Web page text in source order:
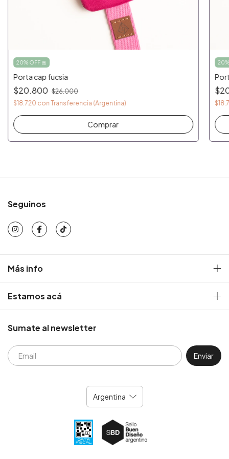
20% OFF 🎀
Porta cap fucsia
$20.800 $26.000
$18.720 conTransferencia (Argentina)
Comprar
Seguinos
Más info
Estamos acá
Sumate al newsletter